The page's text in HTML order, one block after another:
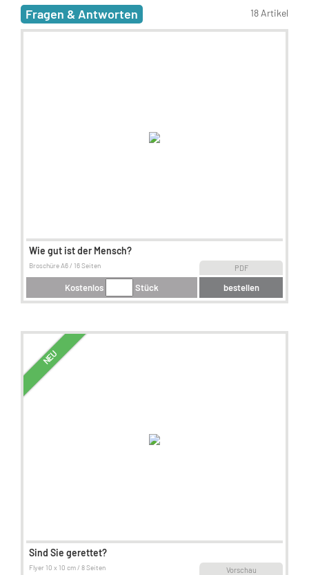
Fragen & Antworten 18 Artikel
Wie gut ist der Mensch?
PDF
Broschüre A6 / 16 Seiten
Kostenlos Stück bestellen
NEU
Sind Sie gerettet?
Vorschau
Flyer 10 x 10 cm / 8 Seiten